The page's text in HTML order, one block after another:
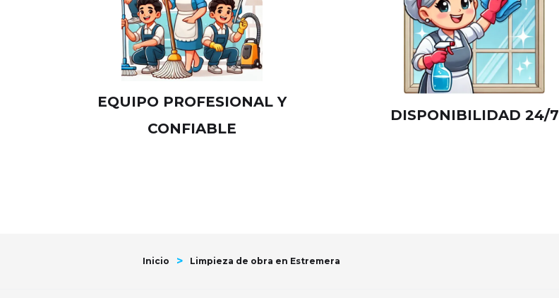
EQUIPO PROFESIONAL Y
CONFIABLE
DISPONIBILIDAD 24/7
Inicio > Limpieza de obra en Estremera